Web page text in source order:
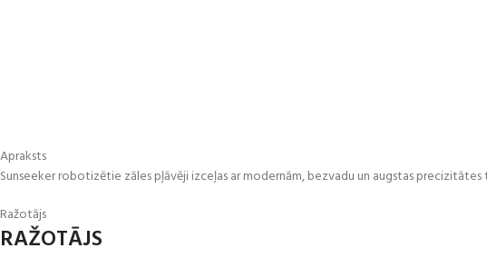
Apraksts
Sunseeker robotizētie zāles pļāvēji izceļas ar modernām, bezvadu un augstas
Ražotājs
RAŽOTĀJS